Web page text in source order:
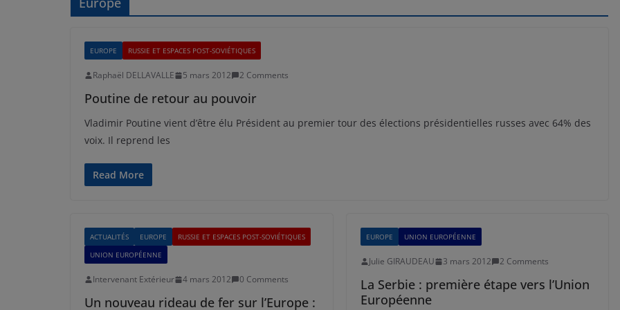
EUROPE RUSSIE ET ESPACES POST-SOVIÉTIQUES
Raphaël DELLAVALLE 5 mars 2012 2 Comments
Poutine de retour au pouvoir
Vladimir Poutine vient d’être élu Président au premier tour des élections présidentielles russes avec 64% des
voix. Il reprend les
Read More
ACTUALITÉS EUROPE
RUSSIE ET ESPACES POST-SOVIÉTIQUES
UNION EUROPÉENNE
Intervenant Extérieur 4 mars 2012 0 Comments
Un nouveau rideau de fer sur l’Europe :
EUROPE UNION EUROPÉENNE
Julie GIRAUDEAU 3 mars 2012 2 Comments
La Serbie : première étape vers l’Union
Européenne